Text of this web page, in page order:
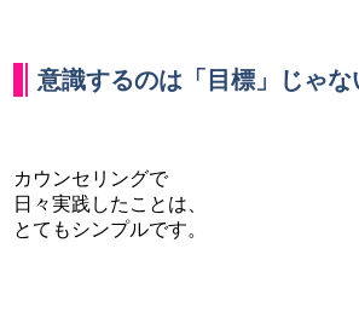
意識するのは「目標」じゃ
カウンセリングで
日々実践したことは、
とてもシンプルです。